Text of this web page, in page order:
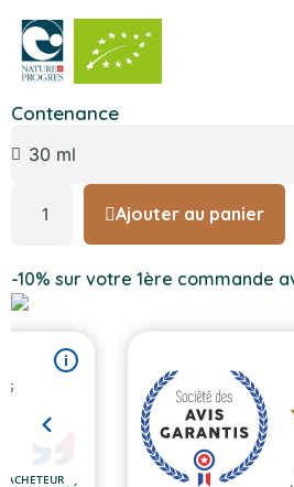
Contenance
Ajouter au panier
-10% sur votre 1ère commande